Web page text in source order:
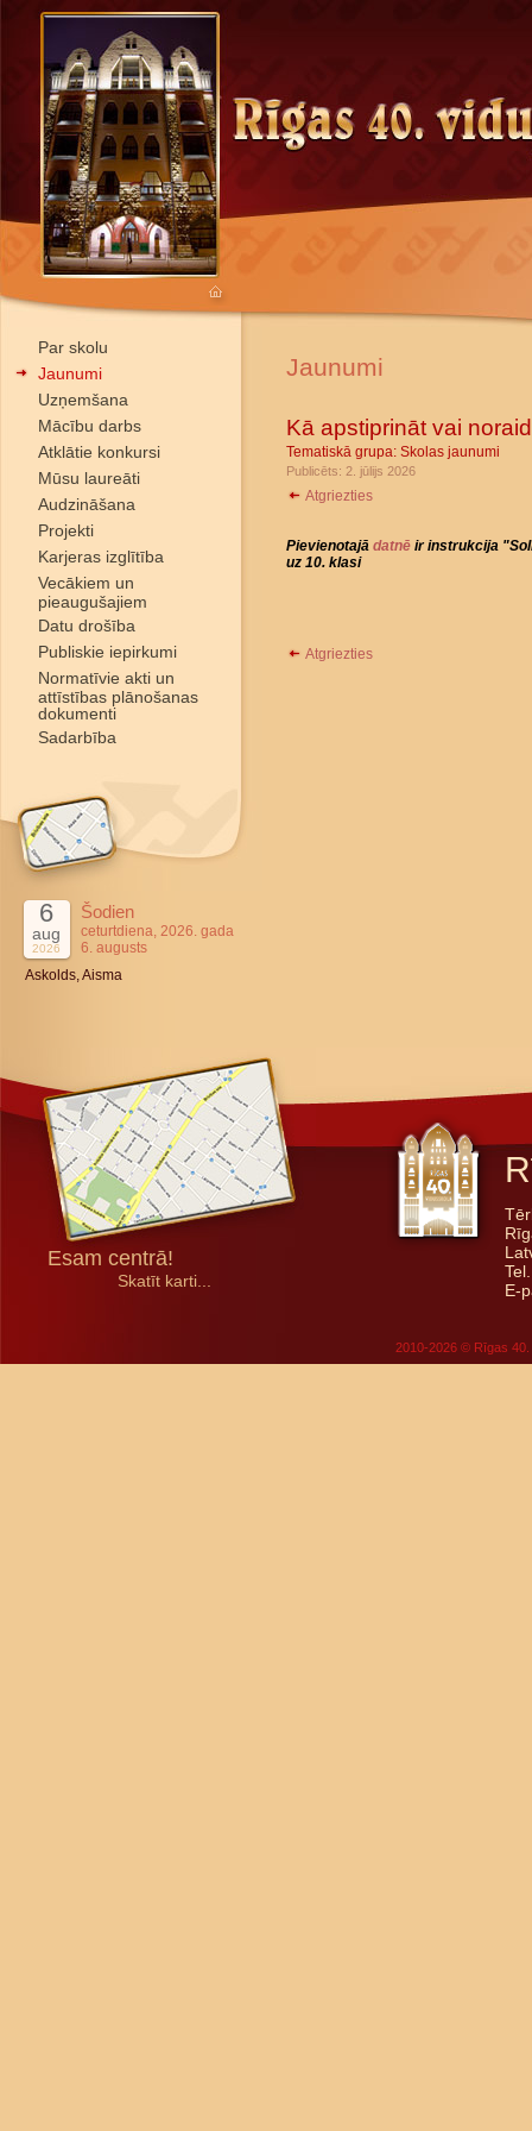
Par skolu
Jaunumi
Uzņemšana
Mācību darbs
Atklātie konkursi
Mūsu laureāti
Audzināšana
Projekti
Karjeras izglītība
Vecākiem un
pieaugušajiem
Datu drošība
Publiskie iepirkumi
Normatīvie akti un
attīstības plānošanas
dokumenti
Sadarbība
6
aug
2026
Šodien
ceturtdiena, 2026. gada
6. augusts
Askolds, Aisma
Jaunumi
Kā apstiprināt vai
Tematiskā grupa: Skolas jaunumi
Publicēts: 2. jūlijs 2026
Atgriezties
Pievienotajā datnē ir instrukcija
uz 10. klasi
Atgriezties
Esam centrā!
Skatīt karti...
E-
2010-2026 © Rīgas